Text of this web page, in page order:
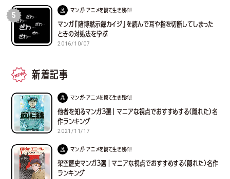
5
マンガ・アニメを観て生き残れ！
マンガ『賭博黙示録カイジ』を読んで耳や指を切断してしまった
ときの対処法を学ぶ
2016/10/07
新着記事
マンガ・アニメを観て生き残れ！
他者を知るマンガ３選｜マニアな視点でおすすめする(隠れた)名
作ランキング
2021/11/17
マンガ・アニメを観て生き残れ！
架空歴史マンガ３選｜マニアな視点でおすすめする(隠れた)名作
ランキング